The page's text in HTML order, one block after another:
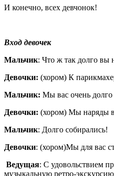
И конечно, всех девчонок!
Вход девочек
Мальчик: Что ж так долго вы
Девочки: (хором) К
Мальчик: Мы вас очень
Девочки: (хором) Мы наряды
Мальчик: Долго собирались!
Девочки: (хором)Мы для вас
Ведущая: С удовольствием
музыкальную ретро-